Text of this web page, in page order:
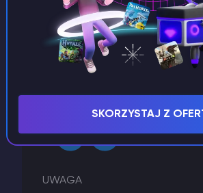
zacząć działać.
Ponadto, wiele modów Fabric
Pobierz odpowiednie Fabric API dla
serwera i umieść ten plik również w
UWAGA
SKORZYSTAJ Z